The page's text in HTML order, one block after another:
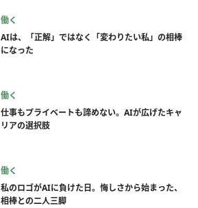
働く
AIは、「正解」ではなく「変わりたい私」の相棒
になった
働く
仕事もプライベートも諦めない。AIが広げたキャ
リアの選択肢
働く
私のロゴがAIに負けた日。悔しさから始まった、
相棒との二人三脚